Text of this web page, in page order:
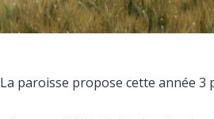
La paroisse propose cette année 3